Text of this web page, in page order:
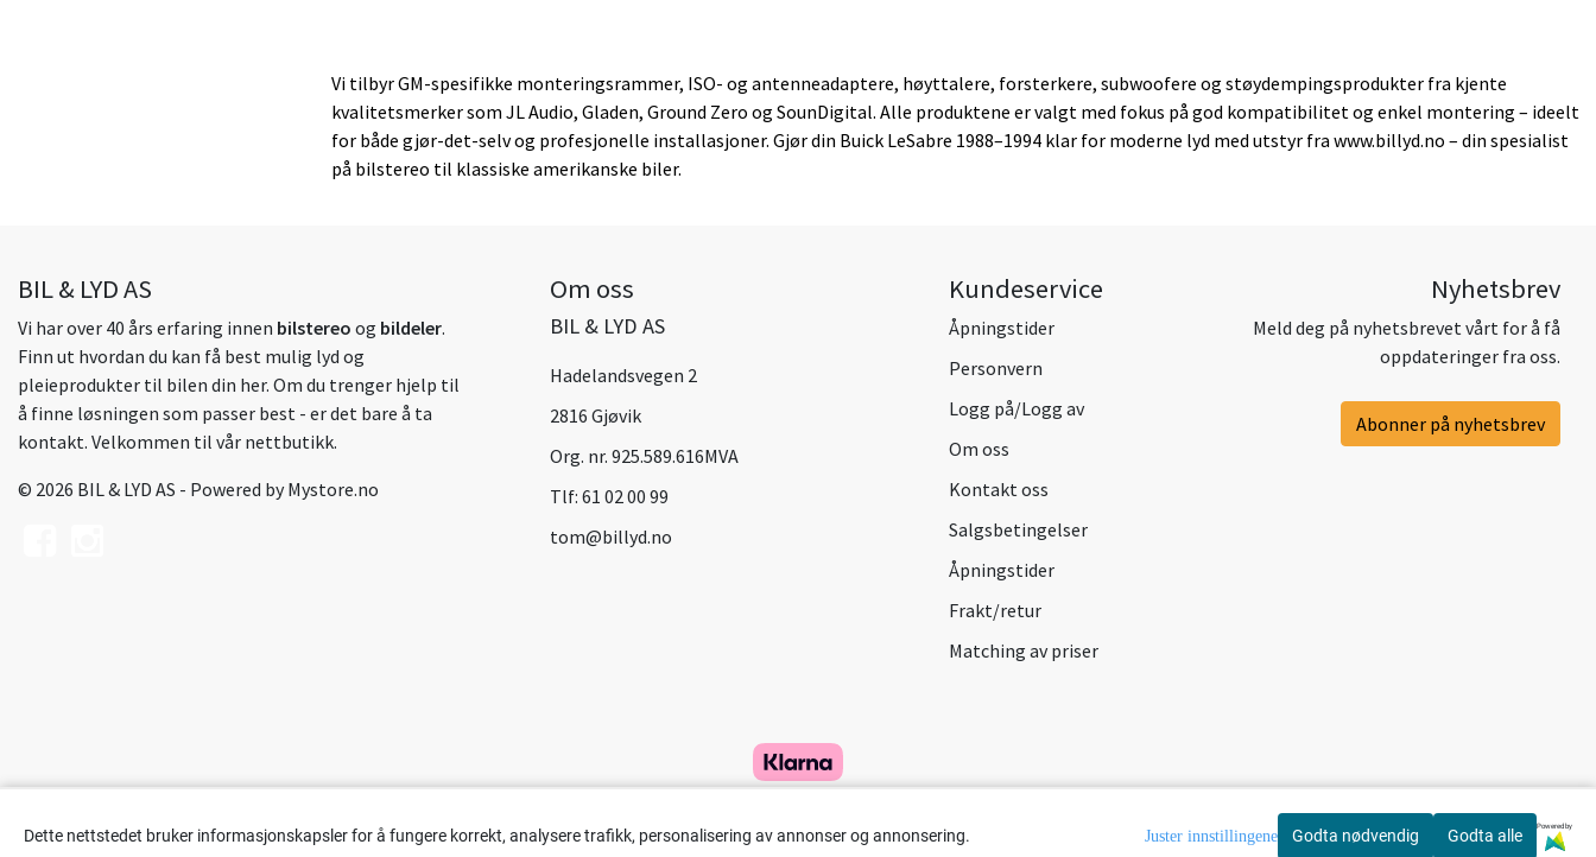
Vi tilbyr GM-spesifikke monteringsrammer, ISO- og antenneadaptere, høyttalere, forsterkere, subwoofere og støydempingsprodukter fra kjente
kvalitetsmerker som JL Audio, Gladen, Ground Zero og SounDigital. Alle produktene er valgt med fokus på god kompatibilitet og enkel montering – ideelt
for både gjør-det-selv og profesjonelle installasjoner. Gjør din Buick LeSabre 1988–1994 klar for moderne lyd med utstyr fra www.billyd.no – din spesialist
på bilstereo til klassiske amerikanske biler.
BIL & LYD AS
Vi har over 40 års erfaring innen bilstereo og bildeler.
Finn ut hvordan du kan få best mulig lyd og
pleieprodukter til bilen din her. Om du trenger hjelp til
å finne løsningen som passer best - er det bare å ta
kontakt. Velkommen til vår nettbutikk.
© 2026 BIL & LYD AS - Powered byMystore.no
Om oss
BIL & LYD AS
Hadelandsvegen 2
2816 Gjøvik
Org. nr. 925.589.616MVA
Tlf: 61 02 00 99
tom@billyd.no
Kundeservice
Åpningstider
Personvern
Logg på/Logg av
Om oss
Kontakt oss
Salgsbetingelser
Åpningstider
Frakt/retur
Matching av priser
Nyhetsbrev
Meld deg på nyhetsbrevet vårt for å få
oppdateringer fra oss.
Abonner på nyhetsbrev
Dette nettstedet bruker informasjonskapsler for å fungere korrekt, analysere trafikk, personalisering av annonser og annonsering. Godta nødvendig Godta alle
Powered by
Juster innstillingene